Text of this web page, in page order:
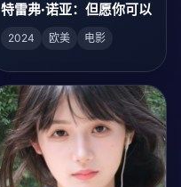
特雷弗·诺亚：但愿你可以
2024 欧美 电影